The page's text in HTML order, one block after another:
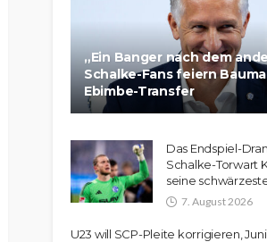
„Ein Banger nach dem
Schalke-Fans feiern
Ebimbe-Transfer
Das Endspiel-
Schalke-Torwart
seine
7. August 2026
U23 will SCP-Pleite korrigieren,